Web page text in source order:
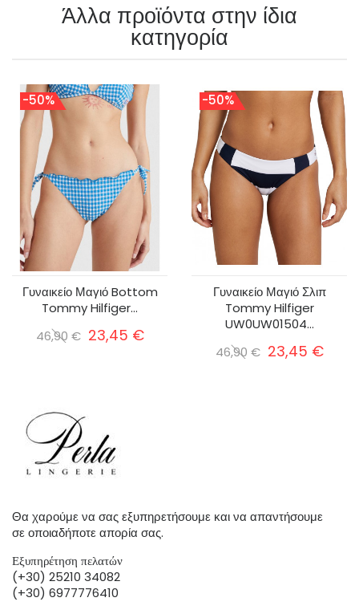
Άλλα προϊόντα στην ίδια
κατηγορία
-50%
Γυναικείο Μαγιό Bottom
Tommy Hilfiger...
46,90 € 23,45 €
-50%
Γυναικείο Μαγιό Σλιπ
Tommy Hilfiger
UW0UW01504...
46,90 € 23,45 €
Θα χαρούμε να σας εξυπηρετήσουμε και να απαντήσουμε
σε οποιαδήποτε απορία σας.
Εξυπηρέτηση πελατών
(+30) 25210 34082
(+30) 6977776410